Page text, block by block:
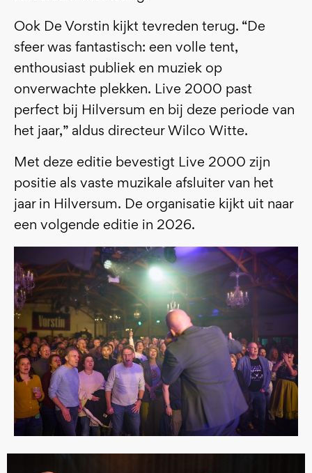
Ook De Vorstin kijkt tevreden terug. “De
sfeer was fantastisch: een volle tent,
enthousiast publiek en muziek op
onverwachte plekken. Live 2000 past
perfect bij Hilversum en bij deze periode van
het jaar,” aldus directeur Wilco Witte.
Met deze editie bevestigt Live 2000 zijn
positie als vaste muzikale afsluiter van het
jaar in Hilversum. De organisatie kijkt uit naar
een volgende editie in 2026.